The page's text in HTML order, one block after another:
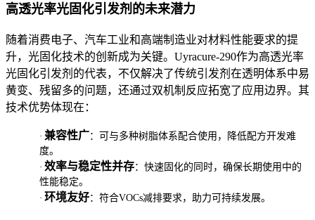
高透光率光固化引发剂的未来潜力
随着消费电子、汽车工业和高端制造业对材料性能要求的提
升，光固化技术的创新成为关键。 Uyracure-290作为高透光率
光固化引发剂的代表，不仅解决了传统引发剂在透明体系中易
黄变、残留多的问题，还通过双机制反应拓宽了应用边界。其
技术优势体现在：
· 兼容性广：可与多种树脂体系配合使用，降低配方开发难
度。
· 效率与稳定性并存：快速固化的同时，确保长期使用中的
性能稳定。
· 环境友好：符合VOCs减排要求，助力可持续发展。